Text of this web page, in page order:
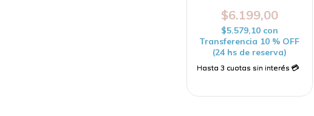
$6.199,00
$5.579,10 con
Transferencia 10 % OFF
(24 hs de reserva)